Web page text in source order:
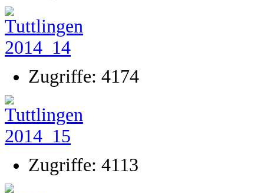
Zugriffe: 4174
Zugriffe: 4113